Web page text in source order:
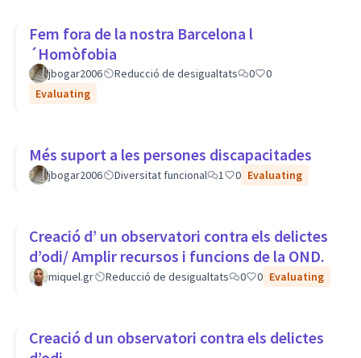
Fem fora de la nostra Barcelona l
´Homòfobia
jbogar2006 Reducció de desigualtats 0
0
Evaluating
Més suport a les persones discapacitades
jbogar2006 Diversitat funcional 1 0 Evaluating
Creació d’ un observatori contra els delictes
d’odi/ Amplir recursos i funcions de la OND.
miquel.gr Reducció de desigualtats 0 0 Evaluating
Creació d un observatori contra els delictes